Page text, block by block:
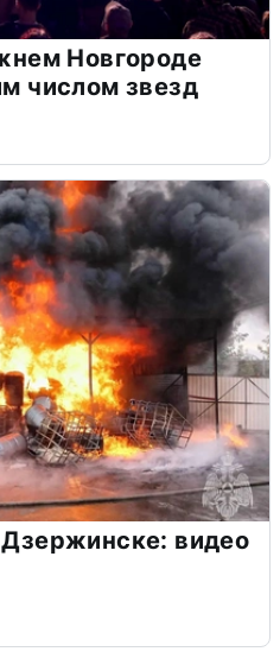
Новгороде
числом звезд
видео